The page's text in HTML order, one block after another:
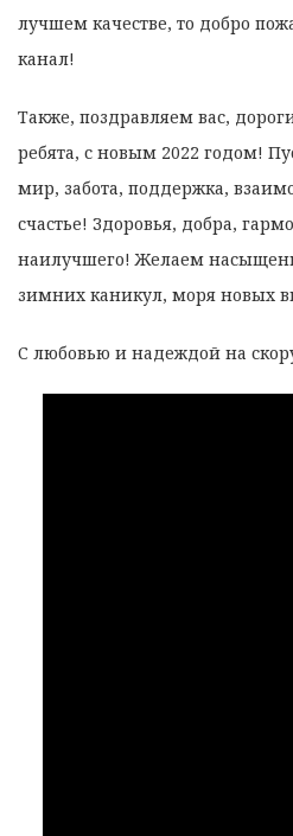
лучшем качестве, то добро
канал!
Также, поздравляем вас,
ребята, с новым 2022 годом!
мир, забота, поддержка,
счастье! Здоровья, добра,
наилучшего! Желаем
зимних каникул, моря новых
С любовью и надеждой на